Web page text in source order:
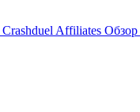
Crashduel Affiliates Обзор